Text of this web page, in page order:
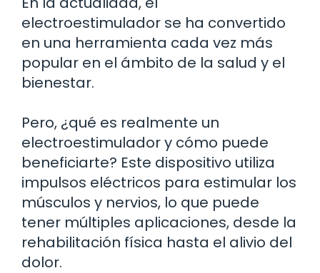
electroestimulador se ha convertido
en una herramienta cada vez más
popular en el ámbito de la salud y el
bienestar.
Pero, ¿qué es realmente un
electroestimulador y cómo puede
beneficiarte? Este dispositivo utiliza
impulsos eléctricos para estimular los
músculos y nervios, lo que puede
tener múltiples aplicaciones, desde la
rehabilitación física hasta el alivio del
dolor.